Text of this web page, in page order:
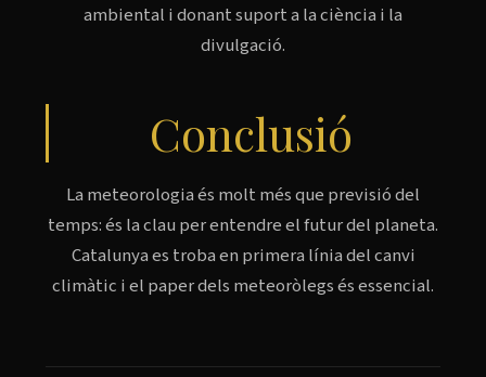
ambiental i donant suport a la ciència i la
divulgació.
Conclusió
La meteorologia és molt més que previsió del
temps: és la clau per entendre el futur del planeta.
Catalunya es troba en primera línia del canvi
climàtic i el paper dels meteoròlegs és essencial.